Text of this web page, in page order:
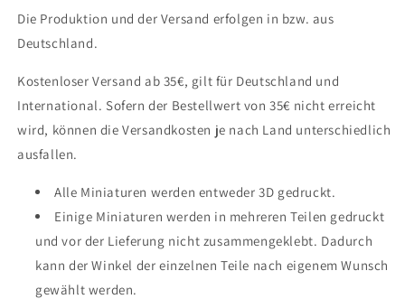
Die Produktion und der Versand erfolgen in bzw. aus
Deutschland.
Kostenloser Versand ab 35€, gilt für Deutschland und
International. Sofern der Bestellwert von 35€ nicht erreicht
wird, können die Versandkosten je nach Land unterschiedlich
ausfallen.
Alle Miniaturen werden entweder 3D gedruckt.
Einige Miniaturen werden in mehreren Teilen gedruckt
und vor der Lieferung nicht zusammengeklebt. Dadurch
kann der Winkel der einzelnen Teile nach eigenem Wunsch
gewählt werden.